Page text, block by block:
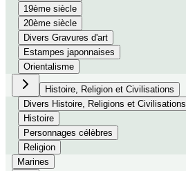
19ème siècle
20ème siècle
Divers Gravures d'art
Estampes japonnaises
Orientalisme
Histoire, Religion et Civilisations
Divers Histoire, Religions et Civilisations
Histoire
Personnages célèbres
Religion
Marines